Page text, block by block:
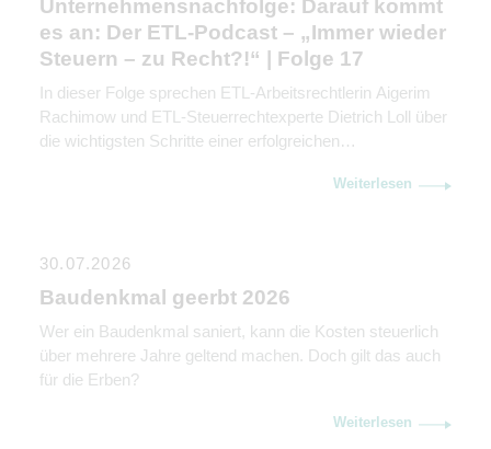
Unternehmensnachfolge: Darauf kommt
es an: Der ETL-Podcast – „Immer wieder
Steuern – zu Recht?!“ | Folge 17
In dieser Folge sprechen ETL-Arbeitsrechtlerin Aigerim
Rachimow und ETL-Steuerrechtexperte Dietrich Loll über
die wichtigsten Schritte einer erfolgreichen
Kommunikation genauso wichtig ist wie rechtliche und
Weiterlesen
30.07.2026
Baudenkmal geerbt 2026
Wer ein Baudenkmal saniert, kann die Kosten steuerlich
über mehrere Jahre geltend machen. Doch gilt das auch
für die Erben?
Weiterlesen